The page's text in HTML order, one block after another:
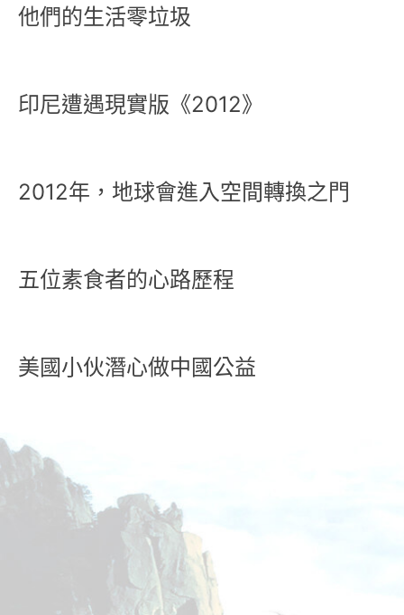
他們的生活零垃圾
印尼遭遇現實版《2012》
2012年，地球會進入空間轉換之門
五位素食者的心路歷程
美國小伙潛心做中國公益